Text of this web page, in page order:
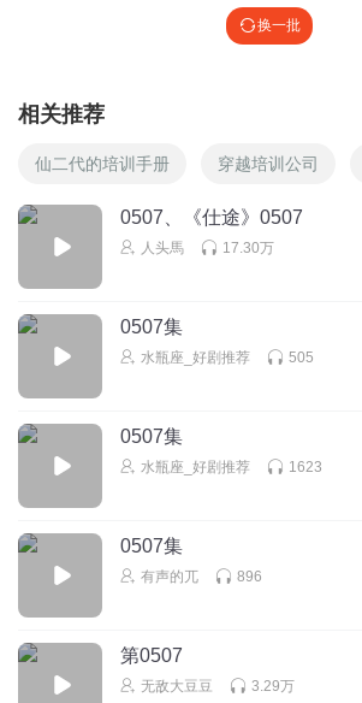
换一批
相关推荐
仙二代的培训手册 穿越培训公司
0507、《仕途》0507
人头馬 17.30万
0507集
水瓶座_好剧推荐 505
0507集
水瓶座_好剧推荐 1623
0507集
有声的兀 896
第0507
无敌大豆豆 3.29万